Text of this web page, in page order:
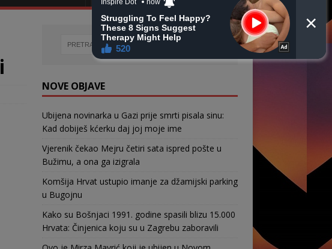
NOVE OBJAVE
Ubijena novinarka u Gazi prije smrti pisala sinu:
Kad dobiješ kćerku daj joj moje ime
Vjerenik čekao Mejru četiri sata ispred pošte u
Bužimu, a ona ga izigrala
Komšija Hrvat ustupio imanje za džamijski parking
u Bugojnu
Kako su Bošnjaci 1991. godine spasili blizu 15.000
Hrvata: Činjenica koju su u Zagrebu zaboravili